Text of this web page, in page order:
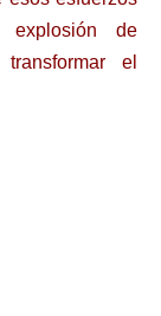
de
el